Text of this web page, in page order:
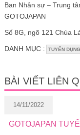
Ban Nhân sự – Trung
GOTOJAPAN
Số 8G, ngõ 121 Chùa
DANH MỤC : TUYỂN
BÀI VIẾT LIÊN
14/11/2022
GOTOJAPAN